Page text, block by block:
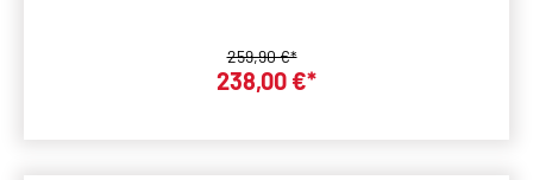
Verkaufspreis:
238,00 €*
Regulärer Preis:
259,90 €*